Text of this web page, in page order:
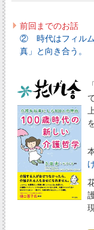
前回までのお話
② 時代はフィルム
真」と向き合う。